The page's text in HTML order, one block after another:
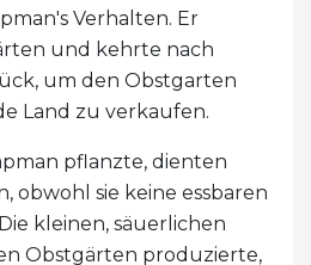
Verhalten. Er
und kehrte nach
um den Obstgarten
Land zu verkaufen.
pflanzte, dienten
obwohl sie keine essbaren
kleinen, säuerlichen
Obstgärten produzierte,